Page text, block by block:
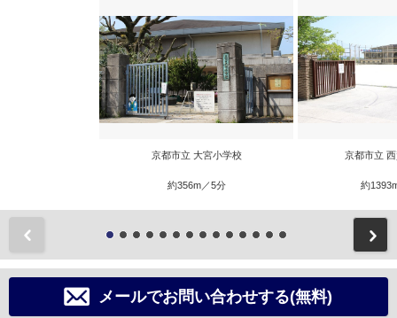
京都市立 大宮小学校
約356m／5分
京都市立
約
メールでお問い合わせする(無料)